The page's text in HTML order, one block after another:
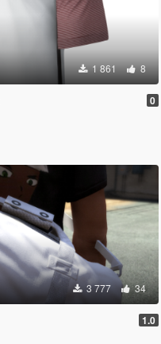
1 861 8
0
3 777 34
1.0